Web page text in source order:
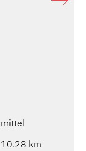
mittel
10.28 km